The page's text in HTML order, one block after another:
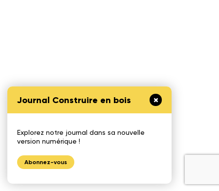
Journal Construire en bois
Explorez notre journal dans sa nouvelle
version numérique !
Abonnez-vous